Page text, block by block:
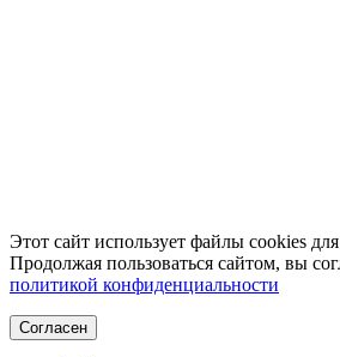
Этот сайт использует файлы cookies
Продолжая пользоваться сайтом, вы
политикой конфиденциальности
Согласен